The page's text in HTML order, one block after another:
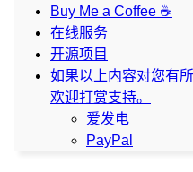
Buy Me a Coffee ☕️
在线服务
开源项目
如果以上内容对您有所
欢迎打赏支持。
爱发电
PayPal